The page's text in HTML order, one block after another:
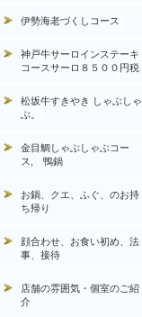
伊勢海老づくしコース
神戸牛サーロインステーキ
コースサーロ８５００円税
松坂牛すきやき しゃぶしゃ
ぶ。
金目鯛しゃぶしゃぶコー
ス, 鴨鍋
お鍋、クエ、ふぐ、のお持
ち帰り
顔合わせ、お食い初め、法
事、接待
店舗の雰囲気・個室のご紹
介